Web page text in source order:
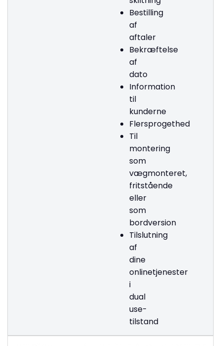
Bestilling
af
aftaler
Bekræftelse
af
dato
Information
til
kunderne
Flersprogethed
Til
montering
som
vægmonteret,
fritstående
eller
som
bordversion
Tilslutning
af
dine
onlinetjenester
i
dual
use-
tilstand